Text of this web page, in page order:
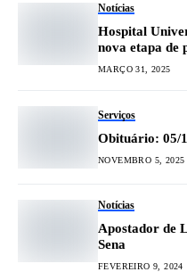
Notícias
Hospital
nova etapa de
MARÇO 31, 2025
Serviços
Obituário: 05/
NOVEMBRO 5, 2025
Notícias
Apostador de
Sena
FEVEREIRO 9, 2024